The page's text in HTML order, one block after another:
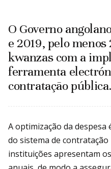
O Governo
e 2019, pelo
kwanzas com a
ferramenta
contratação pública.
A optimização da
do sistema de
instituições apresentam